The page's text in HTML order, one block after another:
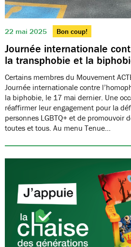
22 mai 2025 Bon coup!
Journée internationale
la transphobie et la
Certains membres du Mouvement
Journée internationale contre
la biphobie, le 17 mai dernier. Une
réaffirmer leur engagement pour la
personnes LGBTQ+ et de promouvoir
toutes et tous. Au menu Tenue…